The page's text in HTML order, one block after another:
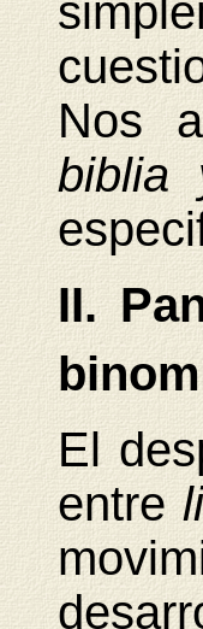
Nos
biblia
II.
El
entre